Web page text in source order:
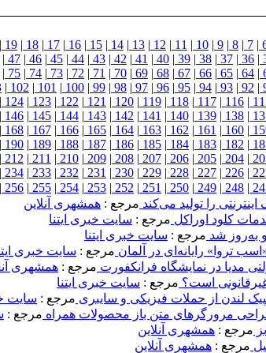
|
7
|
8
|
9
|
10
|
11
|
12
|
13
|
14
|
15
|
16
|
17
|
18
|
19
|
|
36
|
37
|
38
|
39
|
40
|
41
|
42
|
43
|
44
|
45
|
46
|
47
|
|
64
|
65
|
66
|
67
|
68
|
69
|
70
|
71
|
72
|
73
|
74
|
75
|
|
92
|
93
|
94
|
95
|
96
|
97
|
98
|
99
|
100
|
101
|
102
|
|
116
|
117
|
118
|
119
|
120
|
121
|
122
|
123
|
124
|
|
138
|
139
|
140
|
141
|
142
|
143
|
144
|
145
|
146
|
|
160
|
161
|
162
|
163
|
164
|
165
|
166
|
167
|
168
|
|
182
|
183
|
184
|
185
|
186
|
187
|
188
|
189
|
190
|
|
204
|
205
|
206
|
207
|
208
|
209
|
210
|
211
|
212
|
|
226
|
227
|
228
|
229
|
230
|
231
|
232
|
233
|
234
|
|
248
|
249
|
250
|
251
|
252
|
253
|
254
|
255
|
256
|
اینترنتی را تولید می‌کند مرجع : همشهری آنلاین
کلود اوراکل مرجع : سایت خبری ایتنا
به‌روز شد مرجع : سایت خبری ایتنا
تروا» رایانه‌ای در آلمان مرجع : سایت خبری
مدیا در نمایشگاه فرانکفورت مرجع : همشهری
مرجع : سایت خبری ایتنا
لندن از حملات فیزیکی و سایبری مرجع : سایت
مرورگرهای متن باز محصولات همراه مرجع :
مرجع : همشهری آنلاین
مرجع : همشهری آنلاین